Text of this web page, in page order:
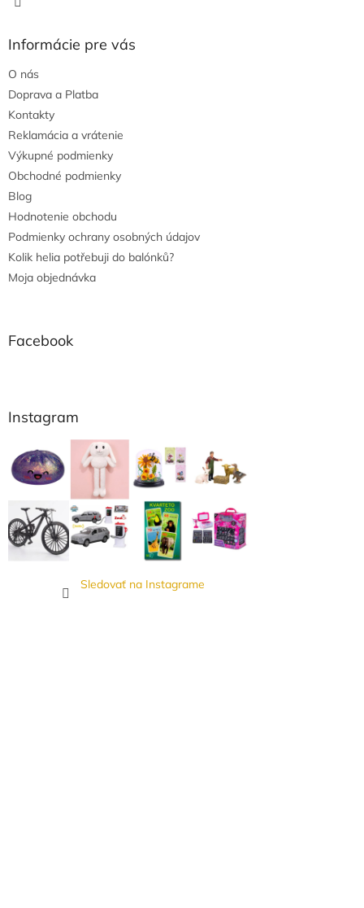
Informácie pre vás
O nás
Doprava a Platba
Kontakty
Reklamácia a vrátenie
Výkupné podmienky
Obchodné podmienky
Blog
Hodnotenie obchodu
Podmienky ochrany osobných údajov
Kolik helia potřebuji do balónků?
Moja objednávka
Facebook
Instagram
Sledovať na Instagrame